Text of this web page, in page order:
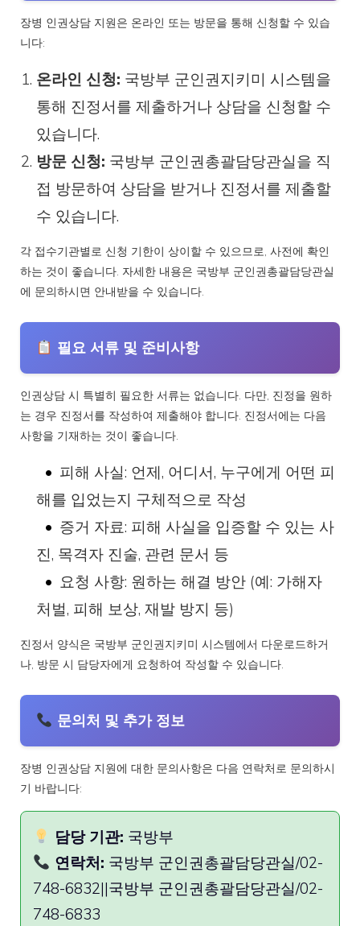
장병 인권상담 지원은 온라인 또는 방문을 통해 신청할 수 있습
니다:
온라인 신청: 국방부 군인권지키미 시스템을
통해 진정서를 제출하거나 상담을 신청할 수
있습니다.
방문 신청: 국방부 군인권총괄담당관실을 직
접 방문하여 상담을 받거나 진정서를 제출할
수 있습니다.
각 접수기관별로 신청 기한이 상이할 수 있으므로, 사전에 확인
하는 것이 좋습니다. 자세한 내용은 국방부 군인권총괄담당관실
에 문의하시면 안내받을 수 있습니다.
필요 서류 및 준비사항
인권상담 시 특별히 필요한 서류는 없습니다. 다만, 진정을 원하
는 경우 진정서를 작성하여 제출해야 합니다. 진정서에는 다음
사항을 기재하는 것이 좋습니다.
피해 사실: 언제, 어디서, 누구에게 어떤 피
해를 입었는지 구체적으로 작성
증거 자료: 피해 사실을 입증할 수 있는 사
진, 목격자 진술, 관련 문서 등
요청 사항: 원하는 해결 방안 (예: 가해자
처벌, 피해 보상, 재발 방지 등)
진정서 양식은 국방부 군인권지키미 시스템에서 다운로드하거
나, 방문 시 담당자에게 요청하여 작성할 수 있습니다.
문의처 및 추가 정보
장병 인권상담 지원에 대한 문의사항은 다음 연락처로 문의하시
기 바랍니다:
담당 기관: 국방부
연락처: 국방부 군인권총괄담당관실/02-
748-6832||국방부 군인권총괄담당관실/02-
748-6833